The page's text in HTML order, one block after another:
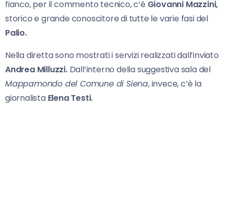
fianco, per il commento tecnico, c’è Giovanni Mazzini,
storico e grande conoscitore di tutte le varie fasi del
Palio.
Nella diretta sono mostrati i servizi realizzati dall’inviato
Andrea Milluzzi.Dall’interno della suggestiva sala del
Mappamondo del Comune di Siena, invece, c’è la
giornalista Elena Testi.